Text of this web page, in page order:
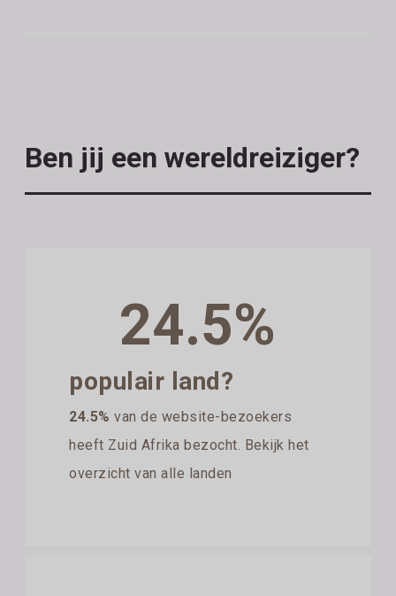
Ben jij een wereldreiziger?
24.5%
populair land?
24.5% van de website-bezoekers
heeft Zuid Afrika bezocht. Bekijk het
overzicht van alle landen